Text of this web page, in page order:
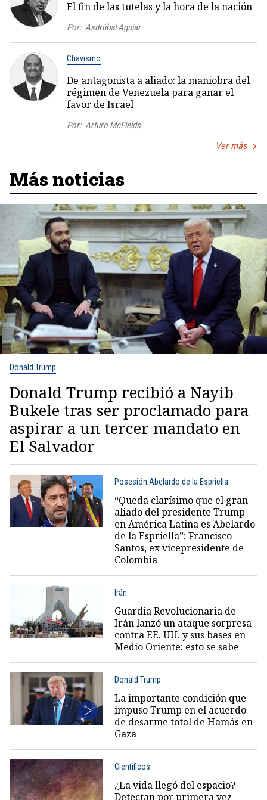
El fin de las tutelas y la hora de la nación
Por: Asdrúbal Aguiar
Chavismo
De antagonista a aliado: la maniobra del
régimen de Venezuela para ganar el
favor de Israel
Por: Arturo McFields
Ver más
Más noticias
Donald Trump
Donald Trump recibió a Nayib
Bukele tras ser proclamado para
aspirar a un tercer mandato en
El Salvador
Posesión Abelardo de la Espriella
“Queda clarísimo que el gran
aliado del presidente Trump
en América Latina es Abelardo
de la Espriella”: Francisco
Santos, ex vicepresidente de
Colombia
Irán
Guardia Revolucionaria de
Irán lanzó un ataque sorpresa
contra EE. UU. y sus bases en
Medio Oriente: esto se sabe
Donald Trump
La importante condición que
impuso Trump en el acuerdo
de desarme total de Hamás en
Gaza
Científicos
¿La vida llegó del espacio?
Detectan por primera vez